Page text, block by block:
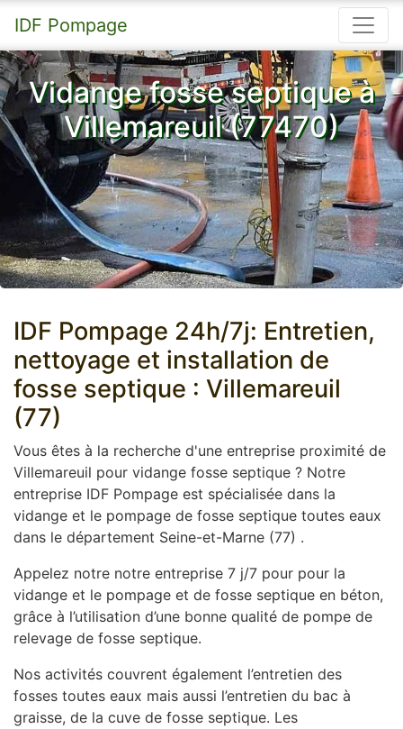
IDF Pompage
Vidange fosse septique à
Villemareuil (77470)
IDF Pompage 24h/7j: Entretien,
nettoyage et installation de
fosse septique : Villemareuil
(77)
Vous êtes à la recherche d'une entreprise proximité de
Villemareuil pour vidange fosse septique ? Notre
entreprise IDF Pompage est spécialisée dans la
vidange et le pompage de fosse septique toutes eaux
dans le département Seine-et-Marne (77) .
Appelez notre notre entreprise 7 j/7 pour pour la
vidange et le pompage et de fosse septique en béton,
grâce à l’utilisation d’une bonne qualité de pompe de
relevage de fosse septique.
Nos activités couvrent également l’entretien des
fosses toutes eaux mais aussi l’entretien du bac à
graisse, de la cuve de fosse septique. Les